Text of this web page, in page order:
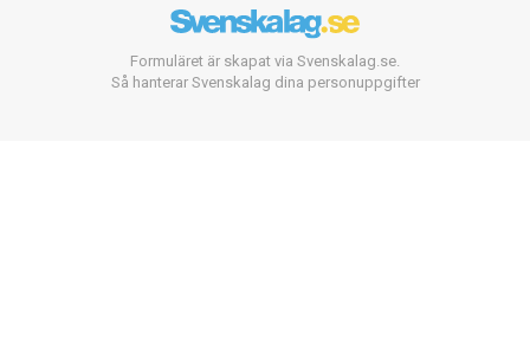
Formuläret är skapat via Svenskalag.se.
Så hanterar Svenskalag dina personuppgifter